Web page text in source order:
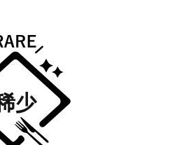
少